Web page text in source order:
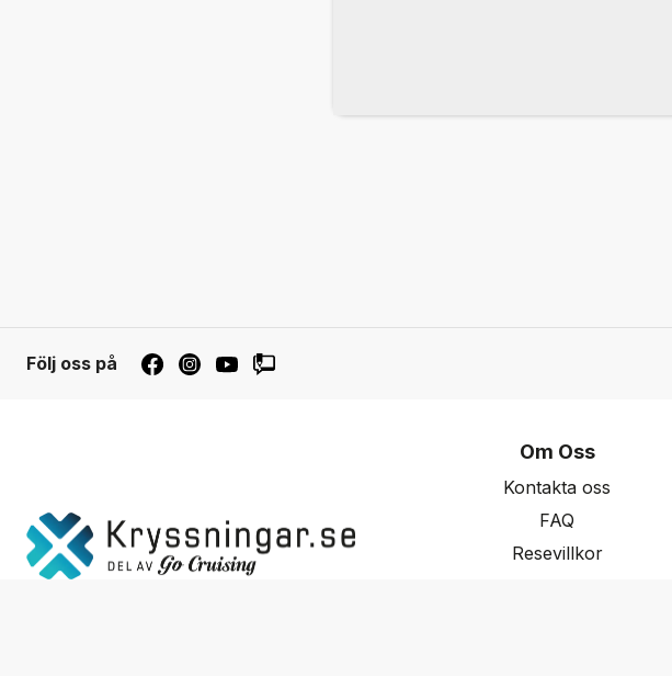
Följ oss på
Om Oss
Kontakta oss
FAQ
Resevillkor